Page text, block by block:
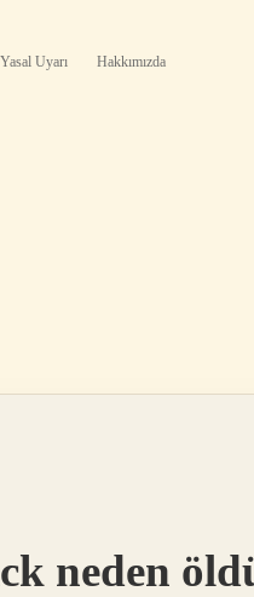
Yasal Uyarı Hakkımızda
neden